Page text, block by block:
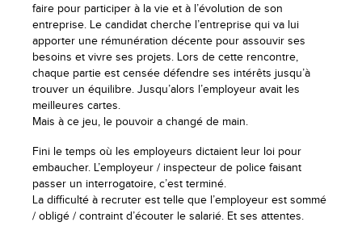
faire pour participer à la vie et à l’évolution de son
entreprise. Le candidat cherche l’entreprise qui va lui
apporter une rémunération décente pour assouvir ses
besoins et vivre ses projets. Lors de cette rencontre,
chaque partie est censée défendre ses intérêts jusqu’à
trouver un équilibre. Jusqu’alors l’employeur avait les
meilleures cartes.
Mais à ce jeu, le pouvoir a changé de main.
Fini le temps où les employeurs dictaient leur loi pour
embaucher. L’employeur / inspecteur de police faisant
passer un interrogatoire, c’est terminé.
La difficulté à recruter est telle que l’employeur est sommé
/ obligé / contraint d’écouter le salarié. Et ses attentes.